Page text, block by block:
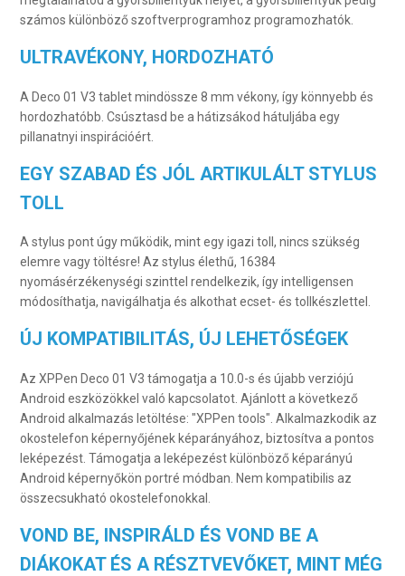
számos különböző szoftverprogramhoz programozhatók.
ULTRAVÉKONY, HORDOZHATÓ
A Deco 01 V3 tablet mindössze 8 mm vékony, így könnyebb és
hordozhatóbb. Csúsztasd be a hátizsákod hátuljába egy
pillanatnyi inspirációért.
EGY SZABAD ÉS JÓL ARTIKULÁLT STYLUS
TOLL
A stylus pont úgy működik, mint egy igazi toll, nincs szükség
elemre vagy töltésre! Az stylus élethű, 16384
nyomásérzékenységi szinttel rendelkezik, így intelligensen
módosíthatja, navigálhatja és alkothat ecset- és tollkészlettel.
ÚJ KOMPATIBILITÁS, ÚJ LEHETŐSÉGEK
Az XPPen Deco 01 V3 támogatja a 10.0-s és újabb verziójú
Android eszközökkel való kapcsolatot. Ajánlott a következő
Android alkalmazás letöltése: "XPPen tools".Alkalmazkodik az
okostelefon képernyőjének képarányához, biztosítva a pontos
leképezést. Támogatja a leképezést különböző képarányú
Android képernyőkön portré módban. Nem kompatibilis az
összecsukható okostelefonokkal.
VOND BE, INSPIRÁLD ÉS VOND BE A
DIÁKOKAT ÉS A RÉSZTVEVŐKET, MINT MÉG